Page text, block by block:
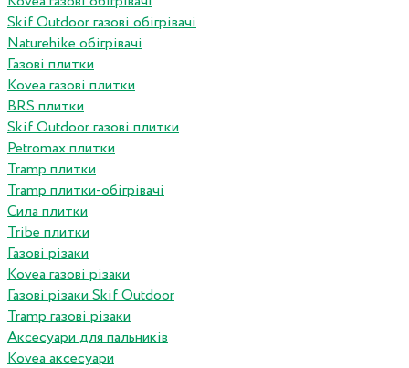
Skif Outdoor газові обігрівачі
Naturehike обігрівачі
Газові плитки
Kovea газові плитки
BRS плитки
Skif Outdoor газові плитки
Petromax плитки
Tramp плитки
Tramp плитки-обігрівачі
Сила плитки
Tribe плитки
Газові різаки
Kovea газові різаки
Газові різаки Skif Outdoor
Tramp газові різаки
Аксесуари для пальників
Kovea аксесуари